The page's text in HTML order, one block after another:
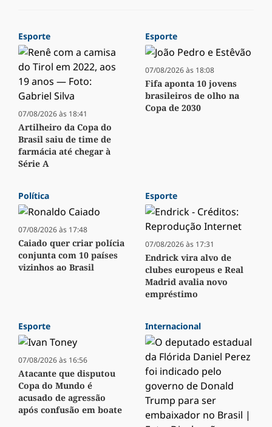
Esporte
07/08/2026 às 18:41
Artilheiro da Copa do
Brasil saiu de time de
farmácia até chegar à
Série A
Esporte
07/08/2026 às 18:08
Fifa aponta 10 jovens
brasileiros de olho na
Copa de 2030
Política
07/08/2026 às 17:48
Caiado quer criar polícia
conjunta com 10 países
vizinhos ao Brasil
Esporte
07/08/2026 às 17:31
Endrick vira alvo de
clubes europeus e Real
Madrid avalia novo
empréstimo
Esporte
07/08/2026 às 16:56
Atacante que disputou
Copa do Mundo é
acusado de agressão
após confusão em boate
Internacional